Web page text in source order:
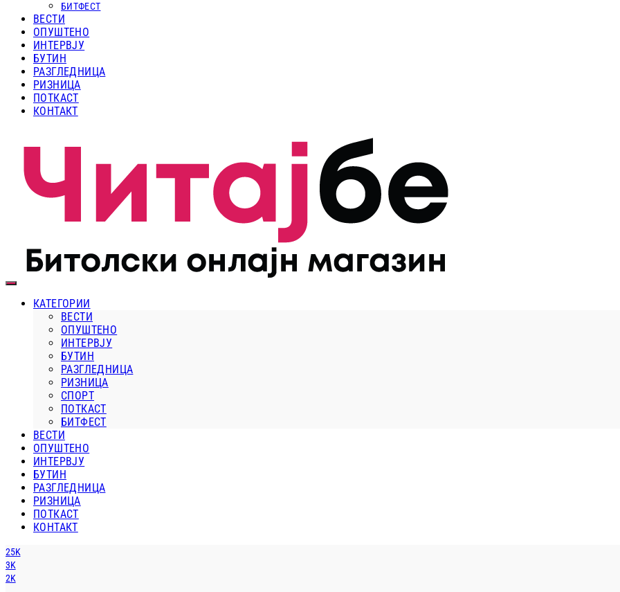
БИТФЕСТ
ВЕСТИ
ОПУШТЕНО
ИНТЕРВЈУ
БУТИН
РАЗГЛЕДНИЦА
РИЗНИЦА
ПОТКАСТ
КОНТАКТ
КАТЕГОРИИ
ВЕСТИ
ОПУШТЕНО
ИНТЕРВЈУ
БУТИН
РАЗГЛЕДНИЦА
РИЗНИЦА
СПОРТ
ПОТКАСТ
БИТФЕСТ
ВЕСТИ
ОПУШТЕНО
ИНТЕРВЈУ
БУТИН
РАЗГЛЕДНИЦА
РИЗНИЦА
ПОТКАСТ
КОНТАКТ
25K
3K
2K